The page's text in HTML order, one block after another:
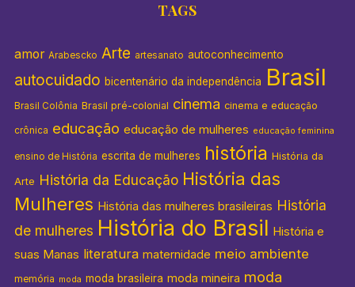
TAGS
amor Arabescko Arte artesanato autoconhecimento
autocuidado bicentenário da independência Brasil
Brasil Colônia Brasil pré-colonial cinema cinema e educação
crônica educação educação de mulheres educação feminina
ensino de História escrita de mulheres história História da
Arte História da Educação História das
Mulheres História das mulheres brasileiras História
de mulheres História do Brasil História e
suas Manas literatura maternidade meio ambiente
memória moda moda brasileira moda mineira moda